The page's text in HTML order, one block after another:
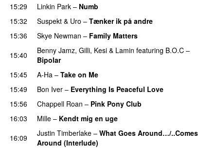
15:29
Linkin Park – Numb
15:32
Suspekt & Uro – Tænker ik på andre
15:36
Skye Newman – Family Matters
15:40 Benny Jamz, Gilli, Kesi & Lamin featuring B.O.C –
Bipolar
15:45
A-Ha – Take on Me
15:49
Bon Iver – Everything Is Peaceful Love
15:56
Chappell Roan – Pink Pony Club
16:03
Mille – Kendt mig en uge
16:09
Justin Timberlake – What Goes Around…/..Comes
Around (Interlude)